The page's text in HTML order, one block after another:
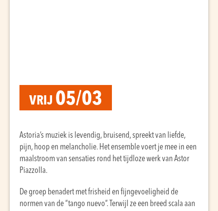
VRIJ 05/03
Astoria’s muziek is levendig, bruisend, spreekt van liefde,
pijn, hoop en melancholie. Het ensemble voert je mee in een
maalstroom van sensaties rond het tijdloze werk van Astor
Piazzolla.
De groep benadert met frisheid en fijngevoeligheid de
normen van de “tango nuevo”. Terwijl ze een breed scala aan